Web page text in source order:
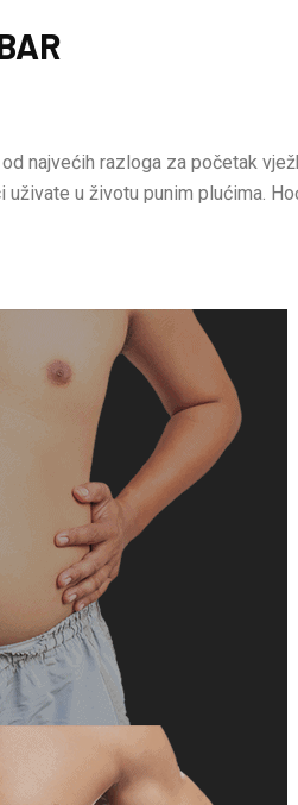
najvećih razloga za početak
u životu punim plućima.